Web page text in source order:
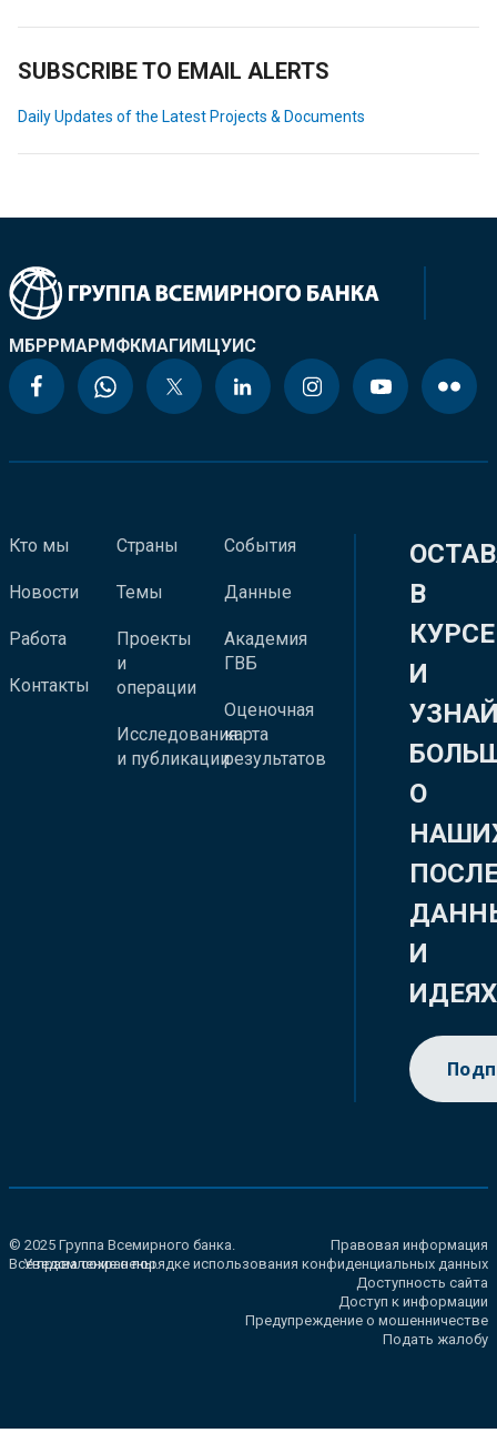
SUBSCRIBE TO EMAIL ALERTS
Daily Updates of the Latest Projects & Documents
МБРРМАРМФКМАГИМЦУИС
Кто мы
Новости
Работа
Контакты
Страны
Темы
Проекты
и
операции
Исследования
и публикации
События
Данные
Академия
ГВБ
Оценочная
карта
результатов
В
КУРСЕ
И
О
И
ИДЕЯХ
© 2025 Группа Всемирного банка.
Все права сохранены.
Правовая информация
Уведомление о порядке использования конфиденциальных данных
Доступность сайта
Доступ к информации
Предупреждение о мошенничестве
Подать жалобу